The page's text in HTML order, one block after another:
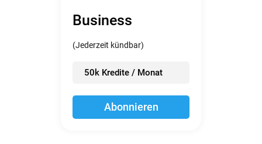
Business
(Jederzeit kündbar)
50k Kredite / Monat
Abonnieren